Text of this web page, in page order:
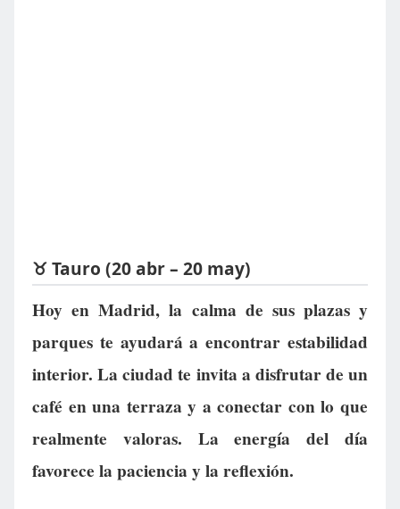
♉ Tauro (20 abr – 20 may)
Hoy en Madrid, la calma de sus plazas y
parques te ayudará a encontrar estabilidad
interior. La ciudad te invita a disfrutar de un
café en una terraza y a conectar con lo que
realmente valoras. La energía del día
favorece la paciencia y la reflexión.